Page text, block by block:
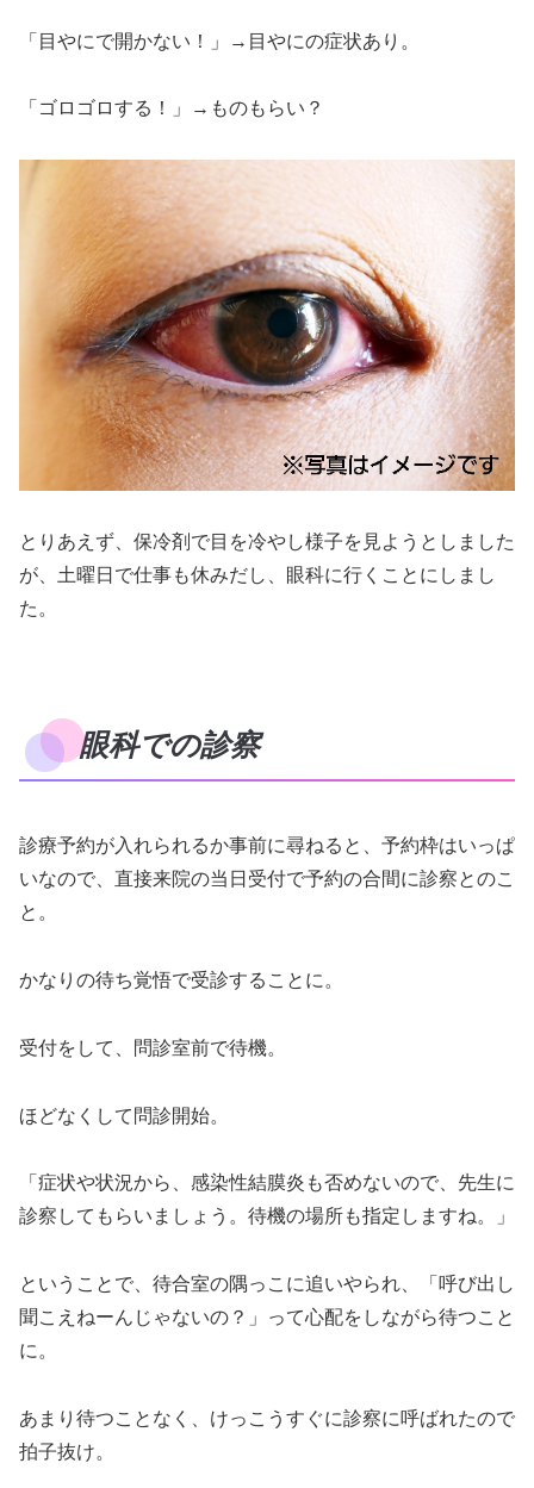
「目やにで開かない！」→目やにの症状あり。
「ゴロゴロする！」→ものもらい？
とりあえず、保冷剤で目を冷やし様子を見ようとしました
が、土曜日で仕事も休みだし、眼科に行くことにしまし
た。
眼科での診察
診療予約が入れられるか事前に尋ねると、予約枠はいっぱ
いなので、直接来院の当日受付で予約の合間に診察とのこ
と。
かなりの待ち覚悟で受診することに。
受付をして、問診室前で待機。
ほどなくして問診開始。
「症状や状況から、感染性結膜炎も否めないので、先生に
診察してもらいましょう。待機の場所も指定しますね。」
ということで、待合室の隅っこに追いやられ、「呼び出し
聞こえねーんじゃないの？」って心配をしながら待つこと
に。
あまり待つことなく、けっこうすぐに診察に呼ばれたので
拍子抜け。